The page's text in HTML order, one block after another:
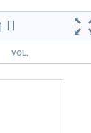
VOL.